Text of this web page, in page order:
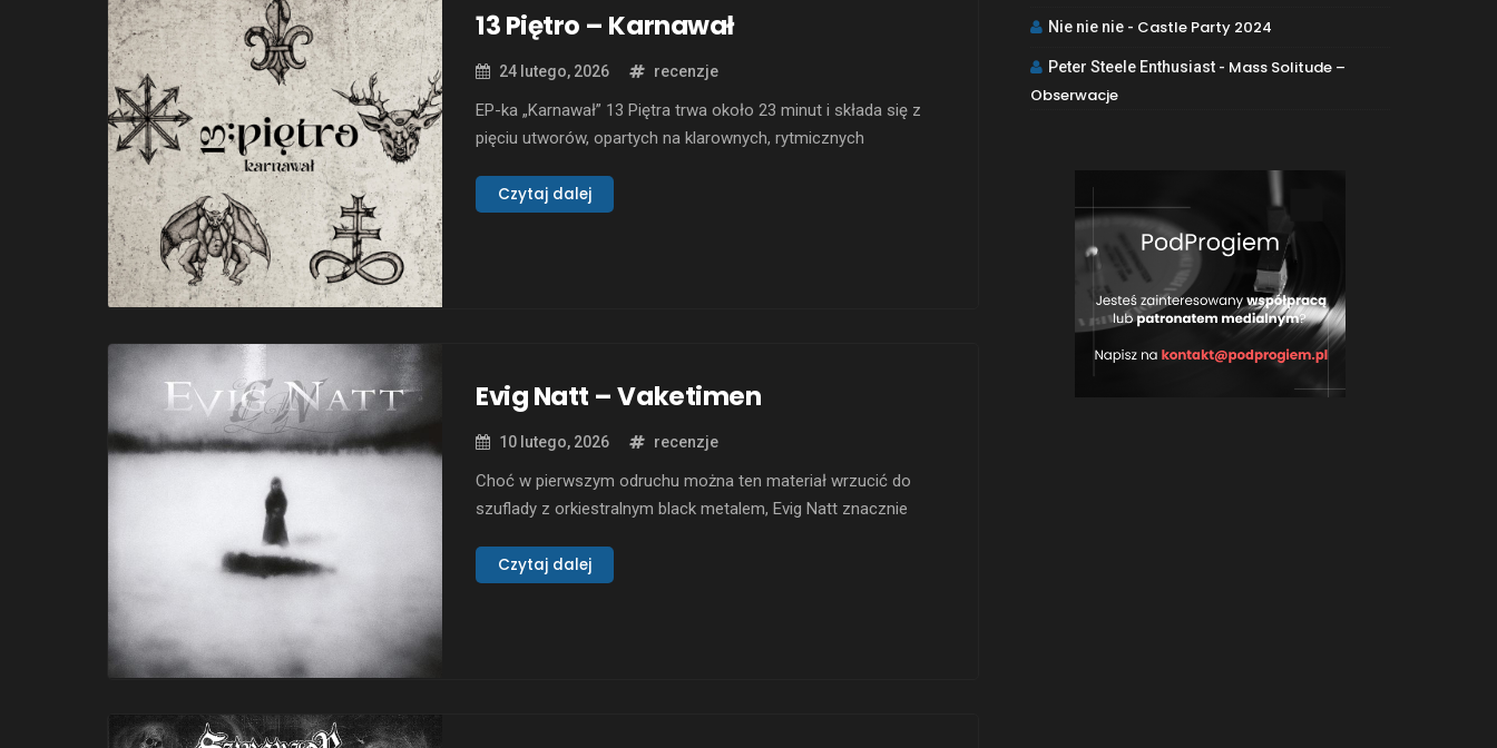
13 Piętro – Karnawał
24 lutego, 2026 recenzje
EP-ka „Karnawał” 13 Piętra trwa około 23 minut i składa się z
pięciu utworów, opartych na klarownych, rytmicznych
precyzyjnie dozowana dramaturgia: napięcie rośnie i opada jak
Czytaj dalej
Evig Natt – Vaketimen
10 lutego, 2026 recenzje
Choć w pierwszym odruchu można ten materiał wrzucić do
szuflady z orkiestralnym black metalem, Evig Natt znacznie
klasycznego black metalu. I właśnie z tej perspektywy
Czytaj dalej
Nie nie nie - Castle Party 2024
Peter Steele Enthusiast - Mass Solitude –
Obserwacje